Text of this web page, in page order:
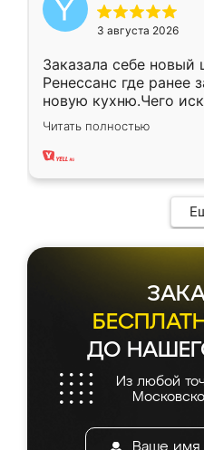
3 августа 2026
Заказала себе новый
Ренессанс где ранее
новую кухню.Чего
вполне довольна.
два года, нареканий
Читать полностью
ДО
Из любой